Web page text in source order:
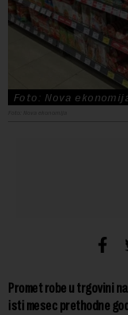
Foto: Nova
Promet robe u trgovini
isti mesec prethodne